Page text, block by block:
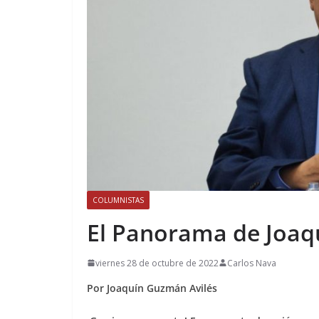
COLUMNISTAS
El Panorama de
viernes 28 de octubre de 2022 Carlos Nava
Por Joaquín Guzmán Avilés